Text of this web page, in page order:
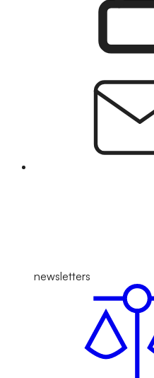
newsletters